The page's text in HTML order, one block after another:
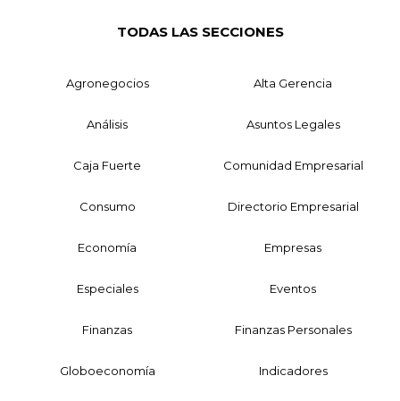
TODAS LAS SECCIONES
Agronegocios Alta Gerencia
Análisis Asuntos Legales
Caja Fuerte Comunidad Empresarial
Consumo Directorio Empresarial
Economía Empresas
Especiales Eventos
Finanzas Finanzas Personales
Globoeconomía Indicadores